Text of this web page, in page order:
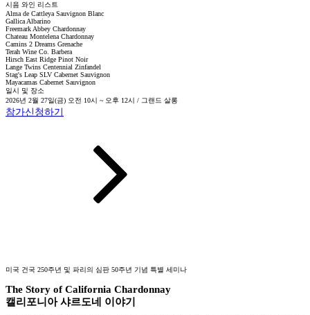
시음 와인 리스트
Alma de Cattleya Sauvignon Blanc
Gallica Albarino
Freemark Abbey Chardonnay
Chateau Montelena Chardonnay
Camins 2 Dreams Grenache
Terah Wine Co. Barbera
Hirsch East Ridge Pinot Noir
Lange Twins Centennial Zinfandel
Stag's Leap SLV Cabernet Sauvignon
Mayacamas Cabernet Sauvignon
일시 및 장소
2026년 2월 27일(금) 오전 10시 ~ 오후 12시 / 그랜드 살롱
참가신청하기
미국 건국 250주년 및 파리의 심판 50주년 기념 특별 세미나
The Story of California Chardonnay
캘리포니아 샤르도네 이야기